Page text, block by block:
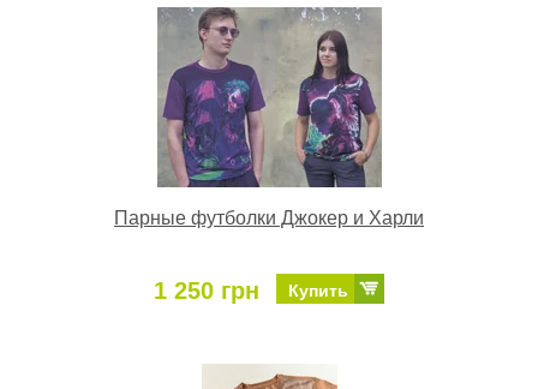
Парные футболки Джокер и Харли
1 250 грн Купить